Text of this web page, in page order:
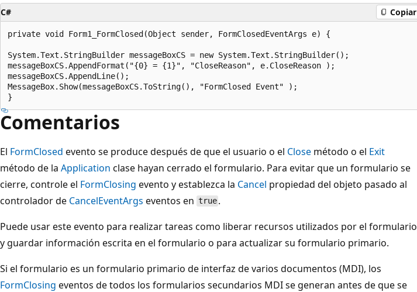
C# Copiar
private void Form1_FormClosed(Object sender, FormClosedEventArgs e) {
System.Text.StringBuilder messageBoxCS = new System.Text.StringBuilder();
messageBoxCS.AppendFormat("{0} = {1}", "CloseReason", e.CloseReason );
messageBoxCS.AppendLine();
MessageBox.Show(messageBoxCS.ToString(), "FormClosed Event" );
Comentarios
El FormClosed evento se produce después de que el usuario o el Close método o el Exit
método de la Application clase hayan cerrado el formulario. Para evitar que un formulario se
cierre, controle el FormClosing evento y establezca la Cancel propiedad del objeto pasado al
controlador de CancelEventArgs eventos en true .
Puede usar este evento para realizar tareas como liberar recursos utilizados por el formulario
y guardar información escrita en el formulario o para actualizar su formulario primario.
Si el formulario es un formulario primario de interfaz de varios documentos (MDI), los
FormClosing eventos de todos los formularios secundarios MDI se generan antes de que se